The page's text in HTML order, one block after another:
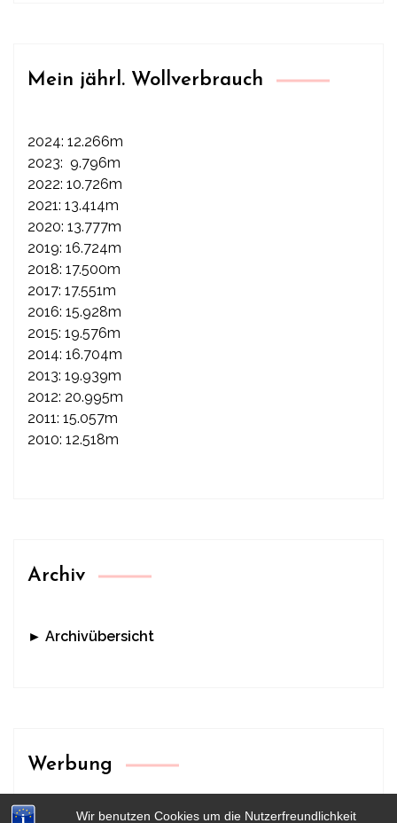
Wir benutzen Cookies um die Nutzerfreundlichkeit
Mein jährl. Wollverbrauch
2024: 12.266m
2023: 9.796m
2022: 10.726m
2021: 13.414m
2020: 13.777m
2019: 16.724m
2018: 17.500m
2017: 17.551m
2016: 15.928m
2015: 19.576m
2014: 16.704m
2013: 19.939m
2012: 20.995m
2011: 15.057m
2010: 12.518m
Archiv
► Archivübersicht
Werbung